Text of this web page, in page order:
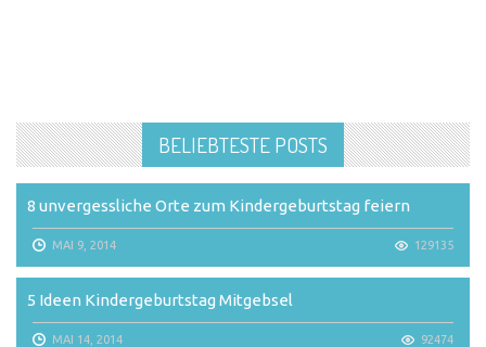
BELIEBTESTE POSTS
8 unvergessliche Orte zum Kindergeburtstag feiern
MAI 9, 2014 129135
5 Ideen Kindergeburtstag Mitgebsel
MAI 14, 2014 92474